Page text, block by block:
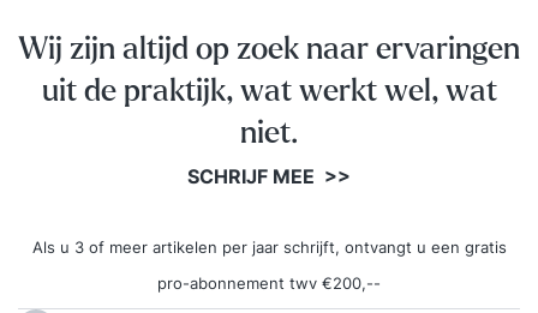
Wij zijn altijd op zoek naar ervaringen
uit de praktijk, wat werkt wel, wat
niet.
SCHRIJF MEE >>
Als u 3 of meer artikelen per jaar schrijft, ontvangt u een gratis
pro-abonnement twv €200,--